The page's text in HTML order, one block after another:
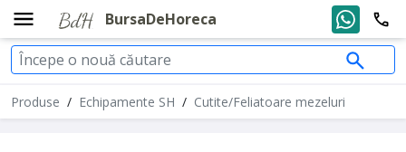
BursaDeHoreca
Produse / Echipamente SH / Cutite/Feliatoare mezeluri